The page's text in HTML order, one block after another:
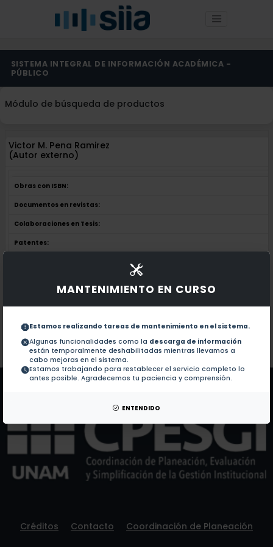
MANTENIMIENTO EN CURSO
Estamos realizando tareas de mantenimiento en el sistema.
Algunas funcionalidades como la descarga de información
están temporalmente deshabilitadas mientras llevamos a
cabo mejoras en el sistema.
Estamos trabajando para restablecer el servicio completo lo
antes posible. Agradecemos tu paciencia y comprensión.
ENTENDIDO
SISTEMA INTEGRAL DE INFORMACIÓN ACADÉMICA -
PÚBLICO
Módulo de búsqueda de productos
Victor M. Pena Ramirez
(Autor externo)
Obras con ISBN:
Documentos en revistas:
Colaboraciones en Tesis:
Patentes:
Documentos en revistas:
1.-
A new method to compare statistical
Colaboraciones en Tesis:
No hay tesis de este autor.
Patentes:
No hay patentes de este autor.
Créditos Contacto Coordinación de Planeación